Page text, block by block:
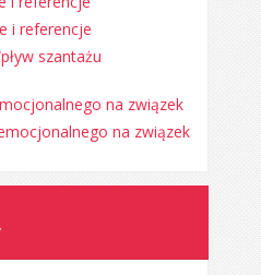
i referencje
szantażu
na związek
na związek